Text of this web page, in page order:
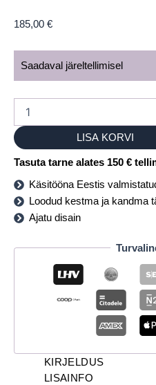
185,00 €
Saadaval järeltellimisel
LISA KORVI
Tasuta tarne alates 150 €
Käsitööna Eestis
Loodud kestma ja kandma
Ajatu disain
KIRJELDUS
LISAINFO